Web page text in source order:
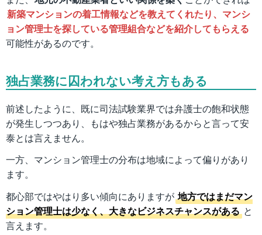
新築マンションの着工情報などを教えてくれたり、マンシ
ョン管理士を探している管理組合などを紹介してもらえる
可能性があるのです。
独占業務に囚われない考え方もある
前述したように、既に司法試験業界では弁護士の飽和状態
が発生しつつあり、もはや独占業務があるからと言って安
泰とは言えません。
一方、マンション管理士の分布は地域によって偏りがあり
ます。
都心部ではやはり多い傾向にありますが 地方ではまだマン
ション管理士は少なく、大きなビジネスチャンスがある と
言えます。